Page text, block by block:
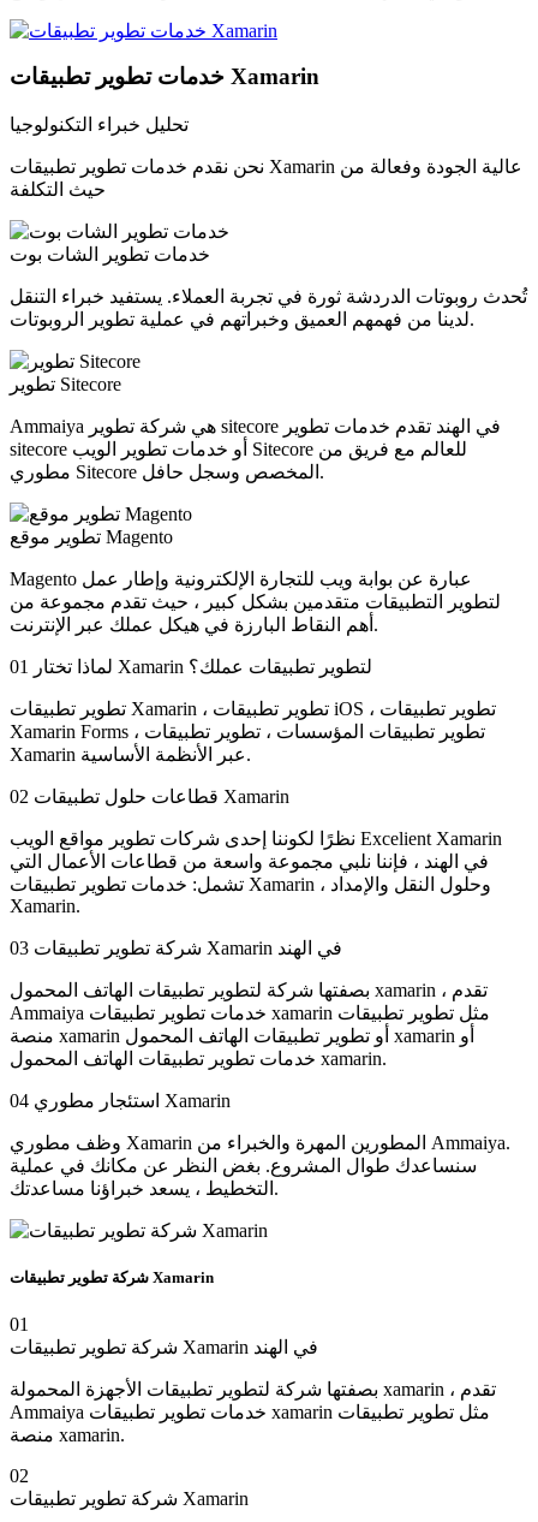
خدمات تطوير تطبيقات Xamarin
تحليل خبراء التكنولوجيا
نحن نقدم خدمات تطوير تطبيقات Xamarin عالية الجودة وفعالة من
حيث التكلفة
خدمات تطوير الشات بوت
تُحدث روبوتات الدردشة ثورة في تجربة العملاء. يستفيد خبراء التنقل
لدينا من فهمهم العميق وخبراتهم في عملية تطوير الروبوتات.
تطوير Sitecore
Ammaiya هي شركة تطوير sitecore في الهند تقدم خدمات تطوير
sitecore أو خدمات تطوير الويب Sitecore للعالم مع فريق من
مطوري Sitecore المخصص وسجل حافل.
تطوير موقع Magento
Magento عبارة عن بوابة ويب للتجارة الإلكترونية وإطار عمل
لتطوير التطبيقات متقدمين بشكل كبير ، حيث تقدم مجموعة من
أهم النقاط البارزة في هيكل عملك عبر الإنترنت.
01 لماذا تختار Xamarin لتطوير تطبيقات عملك؟
تطوير تطبيقات Xamarin ، تطوير تطبيقات iOS ، تطوير تطبيقات
Xamarin Forms ، تطوير تطبيقات المؤسسات ، تطوير تطبيقات
Xamarin عبر الأنظمة الأساسية.
02 قطاعات حلول تطبيقات Xamarin
نظرًا لكوننا إحدى شركات تطوير مواقع الويب Excelient Xamarin
في الهند ، فإننا نلبي مجموعة واسعة من قطاعات الأعمال التي
تشمل: خدمات تطوير تطبيقات Xamarin ، وحلول النقل والإمداد
Xamarin.
03 شركة تطوير تطبيقات Xamarin في الهند
بصفتها شركة لتطوير تطبيقات الهاتف المحمول xamarin ، تقدم
Ammaiya خدمات تطوير تطبيقات xamarin مثل تطوير تطبيقات
منصة xamarin أو تطوير تطبيقات الهاتف المحمول xamarin أو
خدمات تطوير تطبيقات الهاتف المحمول xamarin.
04 استئجار مطوري Xamarin
وظف مطوري Xamarin المطورين المهرة والخبراء من Ammaiya.
سنساعدك طوال المشروع. بغض النظر عن مكانك في عملية
التخطيط ، يسعد خبراؤنا مساعدتك.
شركة تطوير تطبيقات Xamarin
01
شركة تطوير تطبيقات Xamarin في الهند
بصفتها شركة لتطوير تطبيقات الأجهزة المحمولة xamarin ، تقدم
Ammaiya خدمات تطوير تطبيقات xamarin مثل تطوير تطبيقات
منصة xamarin.
02
شركة تطوير تطبيقات Xamarin